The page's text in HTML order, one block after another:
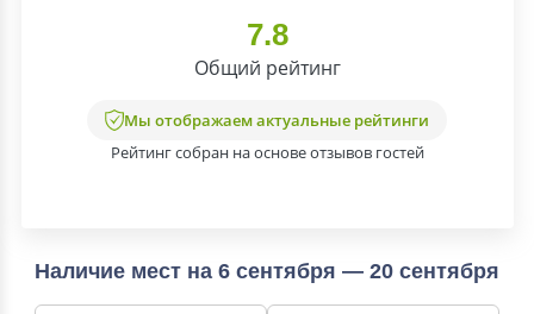
7.8
Общий рейтинг
Мы отображаем актуальные рейтинги
Рейтинг собран на основе отзывов гостей
Наличие мест на 6 сентября — 20 сентября